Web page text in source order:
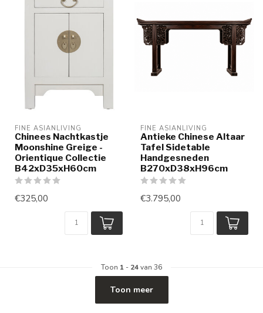
FINE ASIANLIVING
Chinees Nachtkastje
Moonshine Greige -
Orientique Collectie
B42xD35xH60cm
€325,00
FINE ASIANLIVING
Antieke Chinese Altaar
Tafel Sidetable
Handgesneden
B270xD38xH96cm
€3.795,00
Toon 1 - 24van 36
Toon meer